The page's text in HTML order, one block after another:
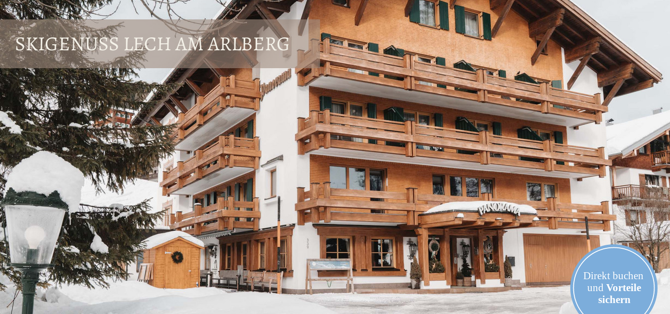
SKIGENUSS LECH AM ARLBERG